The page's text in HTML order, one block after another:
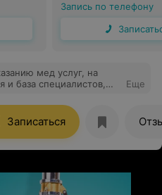
Запись по телефону
мед услуг, на
и база специалистов,
Еще
Записаться